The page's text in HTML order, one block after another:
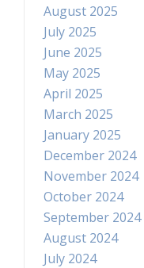
August 2025
July 2025
June 2025
May 2025
April 2025
March 2025
January 2025
December 2024
November 2024
October 2024
September 2024
August 2024
July 2024